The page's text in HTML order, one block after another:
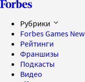
Рубрики
Forbes Games New
Рейтинги
Франшизы
Подкасты
Видео